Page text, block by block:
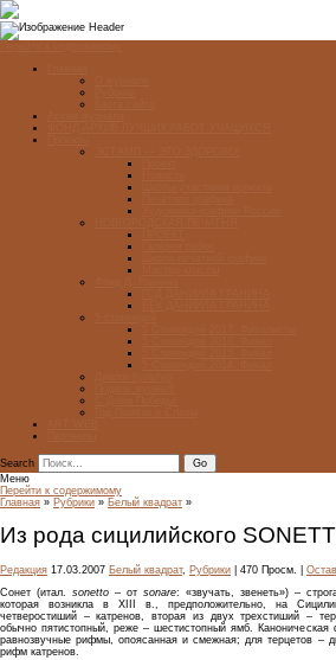
Search
Меню
Перейти к содержимому
Главная » Рубрики » Белый квадрат »
Из рода сицилийского
Редакция 17.03.2007 Белый квадрат, Рубрики | 470 Просм. |
Cонет (итал. sonetto – от sonare: «звучать, звенеть») –
которая возникла в XIII в., предположительно, на
четверостиший – катренов, вторая из двух трехстиший –
обычно пятистопный, реже – шестистопный ямб.
равнозвучные рифмы, опоясанная и смежная; для терцетов –
рифм катренов.